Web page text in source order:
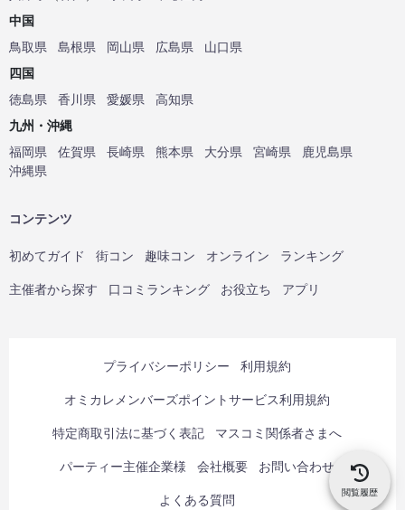
閲覧履歴
中国
鳥取県
島根県 岡山県 広島県
山口県
四国
徳島県
香川県 愛媛県
高知県
九州・沖縄
福岡県
佐賀県 長崎県 熊本県 大分県 宮崎県
鹿児島県
沖縄県
コンテンツ
初めてガイド 街コン 趣味コン オンライン ランキング
主催者から探す 口コミランキング お役立ち アプリ
プライバシーポリシー 利用規約
オミカレメンバーズポイントサービス利用規約
特定商取引法に基づく表記 マスコミ関係者さまへ
パーティー主催企業様 会社概要 お問い合わせ
よくある質問